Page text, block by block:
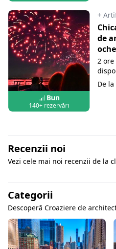
Bun
140+ rezervări
+
de
2 ore
De la
Recenzii noi
Vezi cele mai noi recenzii de la
Categorii
Descoperă Croaziere de